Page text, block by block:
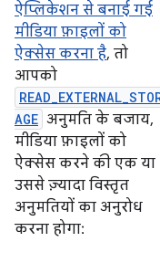
ऐप्लिकेशन से बनाई गई
मीडिया फ़ाइलों को
ऐक्सेस करना है, तो
आपको
AGE अनुमति के बजाय,
मीडिया फ़ाइलों को
ऐक्सेस करने की एक या
उससे ज़्यादा विस्तृत
अनुमतियों का अनुरोध
करना होगा: